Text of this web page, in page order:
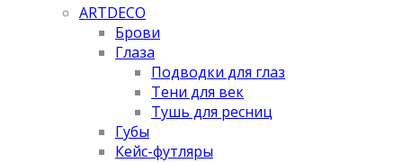
ARTDECO
Брови
Глаза
Подводки для глаз
Тени для век
Тушь для ресниц
Губы
Кейс-футляры